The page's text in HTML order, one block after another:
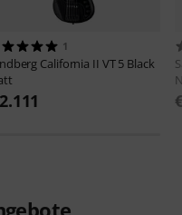
1
California II VT 5 Black